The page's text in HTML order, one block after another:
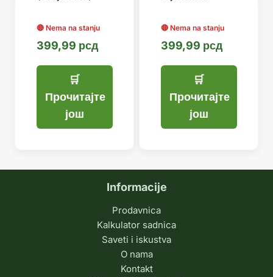
399,99 рсд
Прочитајте
још
399,99 рсд
Прочитајте
још
Informacije
Prodavnica
Kalkulator sadnica
Saveti i iskustva
O nama
Kontakt